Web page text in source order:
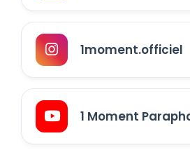
1moment.officiel
1 Moment